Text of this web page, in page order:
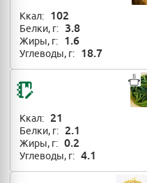
Ккал: 102
Белки, г: 3.8
Жиры, г: 1.6
Углеводы, г: 18.7
Ккал: 21
Белки, г: 2.1
Жиры, г: 0.2
Углеводы, г: 4.1